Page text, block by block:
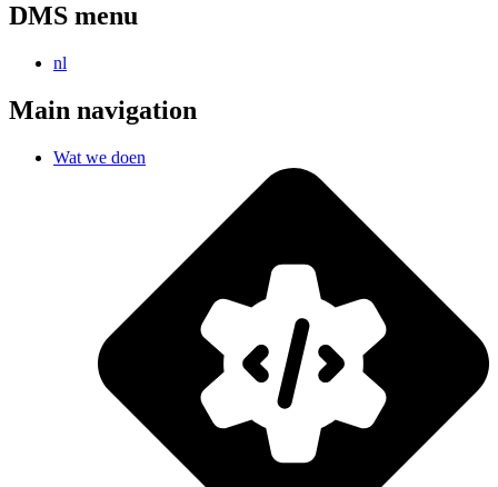
DMS menu
nl
Main navigation
Wat we doen